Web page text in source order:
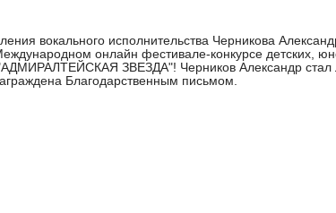
вокального исполнительства Черникова
онлайн фестивале-конкурсе детских,
"АДМИРАЛТЕЙСКАЯ ЗВЕЗДА"! Черников Александр
Благодарственным письмом.